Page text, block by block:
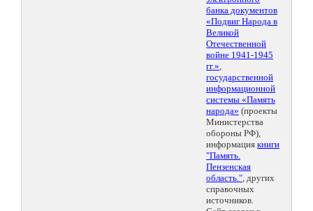
банка документов
«Подвиг Народа в
Великой
Отечественной
войне 1941-1945
гг.»,
государственной
информационной
системы «Память
народа» (проекты
Министерства
обороны РФ),
информация книги
"Память.
Пензенская
область.", других
справочных
источников.